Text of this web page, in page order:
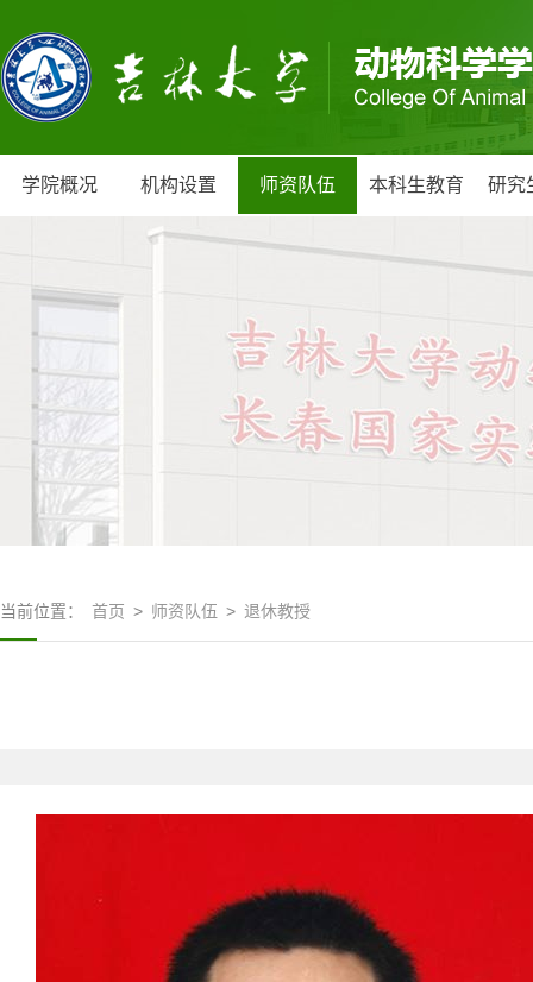
学院概况 机构设置 师资队伍 本科生教育 研究
当前位置： 首页 > 师资队伍 > 退休教授